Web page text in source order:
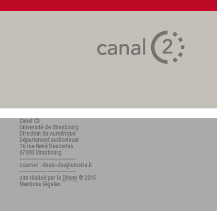
Canal C2
Université de Strasbourg
Direction du numérique
Département audiovisuel
16 rue René Descartes
67000 Strasbourg
---------------------------------------
courriel : dnum-dav@unistra.fr
---------------------------------------
site réalisé par la DNum © 2015
Mentions légales